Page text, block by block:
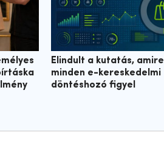
Elindult a kutatás, amire
minden e-kereskedelmi
döntéshozó figyel